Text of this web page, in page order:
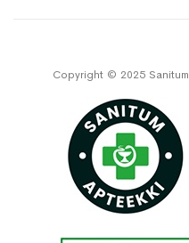
Copyright © 2025